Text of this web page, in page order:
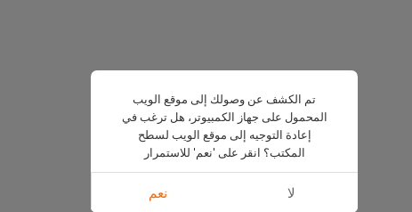
تم الكشف عن وصولك إلى موقع الويب
المحمول على جهاز الكمبيوتر، هل ترغب في
إعادة التوجيه إلى موقع الويب لسطح
المكتب؟ انقر على 'نعم' للاستمرار
لا نعم